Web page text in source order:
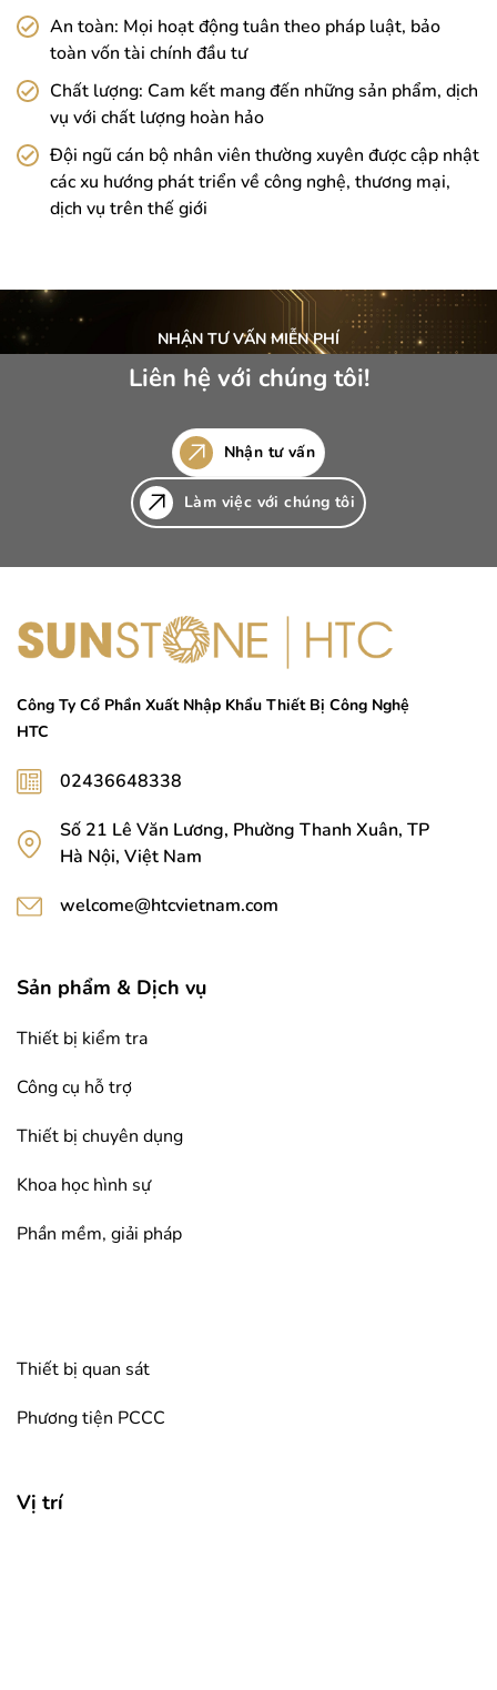
An toàn: Mọi hoạt động tuân theo pháp luật, bảo
toàn vốn tài chính đầu tư
Chất lượng: Cam kết mang đến những sản phẩm, dịch
vụ với chất lượng hoàn hảo
Đội ngũ cán bộ nhân viên thường xuyên được cập nhật
các xu hướng phát triển về công nghệ, thương mại,
dịch vụ trên thế giới
NHẬN TƯ VẤN MIỄN PHÍ
Liên hệ với chúng tôi!
Nhận tư vấn
Làm việc với chúng tôi
Công Ty Cổ Phần Xuất Nhập Khẩu Thiết Bị Công Nghệ
HTC
02436648338
Số 21 Lê Văn Lương, Phường Thanh Xuân, TP
Hà Nội, Việt Nam
welcome@htcvietnam.com
Sản phẩm & Dịch vụ
Thiết bị kiểm tra
Công cụ hỗ trợ
Thiết bị chuyên dụng
Khoa học hình sự
Phần mềm, giải pháp
Thiết bị quan sát
Phương tiện PCCC
Vị trí